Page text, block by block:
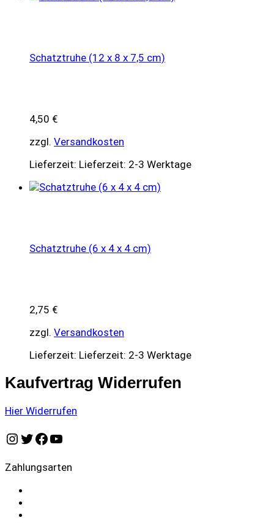
Schatztruhe (12 x 8 x 7,5 cm)
4,50 €
zzgl. Versandkosten
Lieferzeit: Lieferzeit: 2-3 Werktage
Schatztruhe (6 x 4 x 4 cm)
2,75 €
zzgl. Versandkosten
Lieferzeit: Lieferzeit: 2-3 Werktage
Kaufvertrag Widerrufen
Hier Widerrufen
Instagram
Twitter
Facebook
YouTube
Zahlungsarten